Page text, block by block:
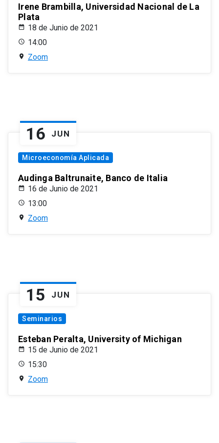
Irene Brambilla, Universidad Nacional de La
Plata
18 de Junio de 2021
14:00
Zoom
16 JUN
Microeconomía Aplicada
Audinga Baltrunaite, Banco de Italia
16 de Junio de 2021
13:00
Zoom
15 JUN
Seminarios
Esteban Peralta, University of Michigan
15 de Junio de 2021
15:30
Zoom